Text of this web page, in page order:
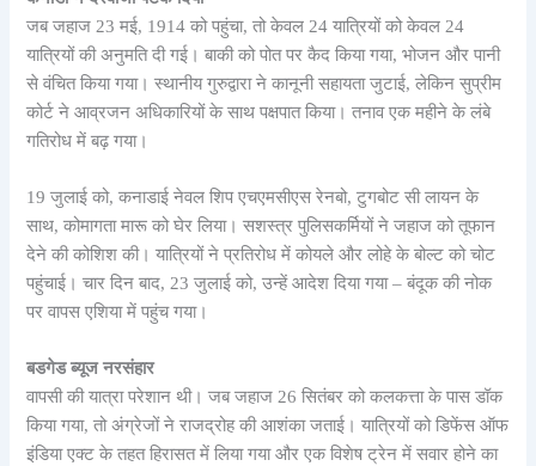
जब जहाज 23 मई, 1914 को पहुंचा, तो केवल 24 यात्रियों को केवल 24
यात्रियों की अनुमति दी गई। बाकी को पोत पर कैद किया गया, भोजन और पानी
से वंचित किया गया। स्थानीय गुरुद्वारा ने कानूनी सहायता जुटाई, लेकिन सुप्रीम
कोर्ट ने आव्रजन अधिकारियों के साथ पक्षपात किया। तनाव एक महीने के लंबे
गतिरोध में बढ़ गया।
19 जुलाई को, कनाडाई नेवल शिप एचएमसीएस रेनबो, टुगबोट सी लायन के
साथ, कोमागता मारू को घेर लिया। सशस्त्र पुलिसकर्मियों ने जहाज को तूफान
देने की कोशिश की। यात्रियों ने प्रतिरोध में कोयले और लोहे के बोल्ट को चोट
पहुंचाई। चार दिन बाद, 23 जुलाई को, उन्हें आदेश दिया गया – बंदूक की नोक
पर वापस एशिया में पहुंच गया।
बडगेड ब्यूज नरसंहार
वापसी की यात्रा परेशान थी। जब जहाज 26 सितंबर को कलकत्ता के पास डॉक
किया गया, तो अंग्रेजों ने राजद्रोह की आशंका जताई। यात्रियों को डिफेंस ऑफ
इंडिया एक्ट के तहत हिरासत में लिया गया और एक विशेष ट्रेन में सवार होने का